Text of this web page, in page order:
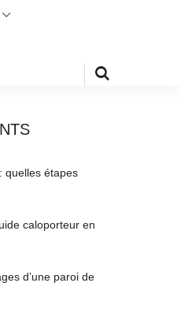
quelles étapes
caloporteur en
d’une paroi de